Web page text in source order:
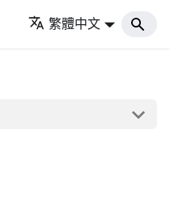
繁體中文